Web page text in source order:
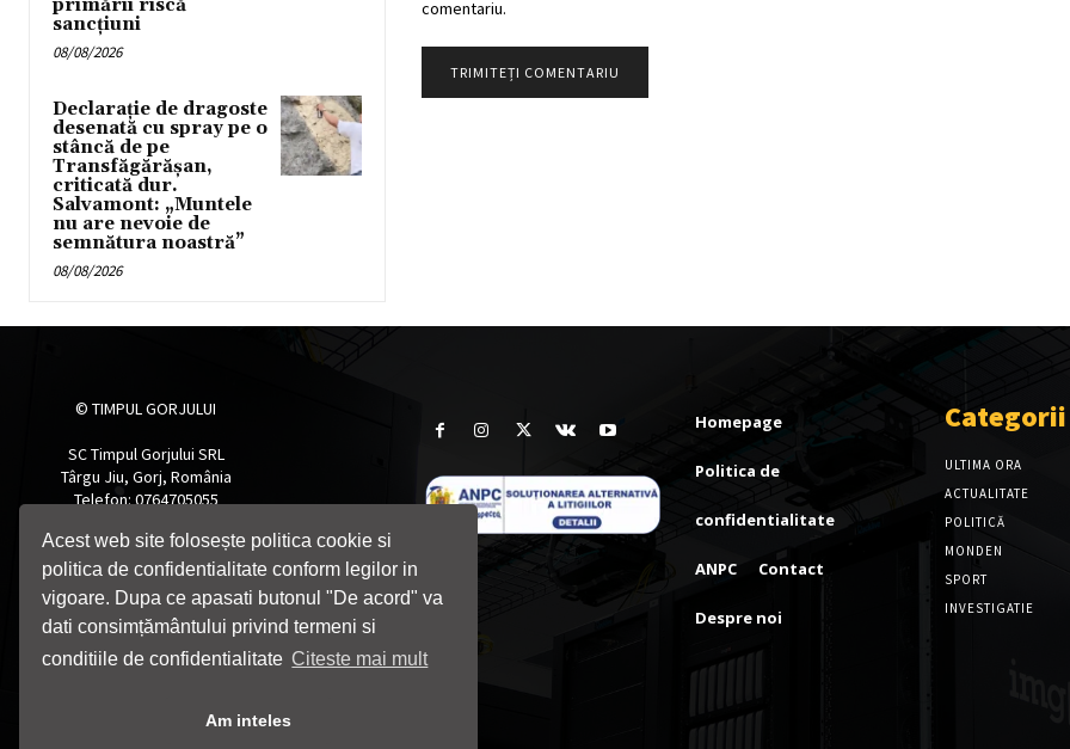
Acest web site folosește politica cookie si
politica de confidentialitate conform legilor in
vigoare. Dupa ce apasati butonul "De acord" va
dati consimțământului privind termeni si
conditiile de confidentialitate Citeste mai mult
Am inteles
primării riscă
sancțiuni
08/08/2026
Declarație de dragoste
desenată cu spray pe o
stâncă de pe
Transfăgărășan,
criticată dur.
Salvamont: „Muntele
nu are nevoie de
semnătura noastră”
08/08/2026
comentariu.
© TIMPUL GORJULUI
SC Timpul Gorjului SRL
Târgu Jiu, Gorj, România
Telefon: 0764705055
Homepage
Politica de
confidentialitate
ANPC Contact
Despre noi
Categorii
ULTIMA ORA
ACTUALITATE
POLITICĂ
MONDEN
SPORT
INVESTIGATIE